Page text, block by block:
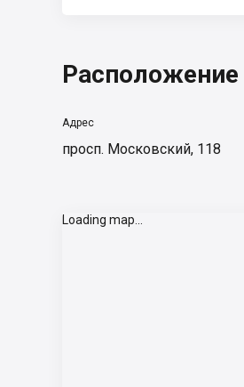
Расположение
Адрес
просп. Московский, 118
Loading map...